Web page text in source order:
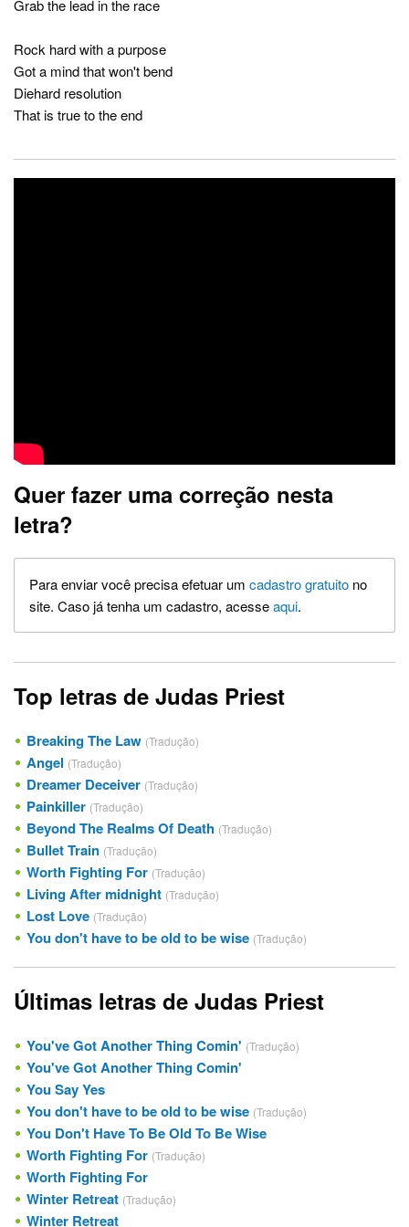
Grab the lead in the race
Rock hard with a purpose
Got a mind that won't bend
Diehard resolution
That is true to the end
Quer fazer uma correção nesta
letra?
Para enviar você precisa efetuar um cadastro gratuito no
site. Caso já tenha um cadastro, acesseaqui.
Top letras de Judas Priest
Breaking The Law (Tradução)
Angel (Tradução)
Dreamer Deceiver (Tradução)
Painkiller (Tradução)
Beyond The Realms Of Death (Tradução)
Bullet Train (Tradução)
Worth Fighting For (Tradução)
Living After midnight (Tradução)
Lost Love (Tradução)
You don't have to be old to be wise (Tradução)
Últimas letras de Judas Priest
You've Got Another Thing Comin' (Tradução)
You've Got Another Thing Comin'
You Say Yes
You don't have to be old to be wise (Tradução)
You Don't Have To Be Old To Be Wise
Worth Fighting For (Tradução)
Worth Fighting For
Winter Retreat (Tradução)
Winter Retreat